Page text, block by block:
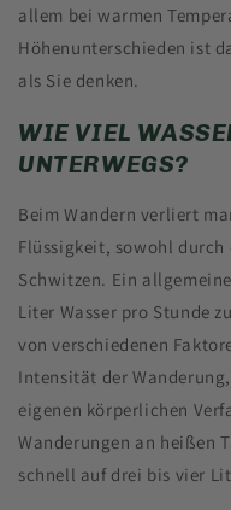
allem bei warmen
Höhenunterschieden ist
als Sie denken.
WIE VIEL
UNTERWEGS?
Beim Wandern verliert
Flüssigkeit, sowohl
Schwitzen. Ein
Liter Wasser pro Stunde
von verschiedenen
Intensität der
eigenen körperlichen
Wanderungen an heißen
schnell auf drei bis vier